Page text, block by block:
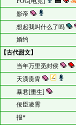
影帝
想起我叫什么了吗
婚约
【古代甜文】
当年万里觅封侯
天潢贵胄
暴君[重生]
佞臣凌霄
报*